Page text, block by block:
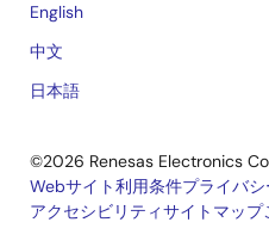
English
中文
日本語
©2026 Renesas Electronics
Legal
Webサイト利用条件プライバ
アクセシビリティサイトマップ